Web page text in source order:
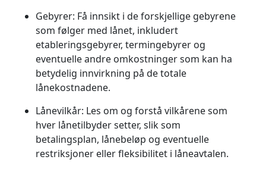
Gebyrer: Få innsikt i de forskjellige gebyrene
som følger med lånet, inkludert
etableringsgebyrer, termingebyrer og
eventuelle andre omkostninger som kan ha
betydelig innvirkning på de totale
lånekostnadene.
Lånevilkår: Les om og forstå vilkårene som
hver lånetilbyder setter, slik som
betalingsplan, lånebeløp og eventuelle
restriksjoner eller fleksibilitet i låneavtalen.